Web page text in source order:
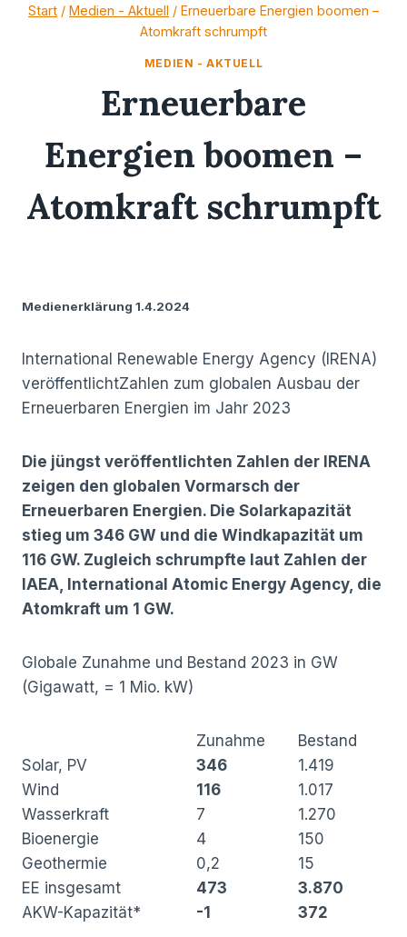
ZumStart / Medien - Aktuell / Erneuerbare Energien boomen –
Atomkraft schrumpft
MEDIEN - AKTUELL
Erneuerbare
Energien boomen –
Atomkraft schrumpft
Medienerklärung 1.4.2024
International Renewable Energy Agency (IRENA)
veröffentlichtZahlen zum globalen Ausbau der
Erneuerbaren Energien im Jahr 2023
Die jüngst veröffentlichten Zahlen der IRENA
zeigen den globalen Vormarsch der
Erneuerbaren Energien. Die Solarkapazität
stieg um 346 GW und die Windkapazität um
116 GW. Zugleich schrumpfte laut Zahlen der
IAEA, International Atomic Energy Agency, die
Atomkraft um 1 GW.
Globale Zunahme und Bestand 2023 in GW
(Gigawatt, = 1 Mio. kW)
Zunahme
Bestand
Solar, PV
346
1.419
Wind
116
1.017
Wasserkraft
7
1.270
Bioenergie
4
150
Geothermie
0,2
15
EE insgesamt
473
3.870
AKW-Kapazität*
-1 372